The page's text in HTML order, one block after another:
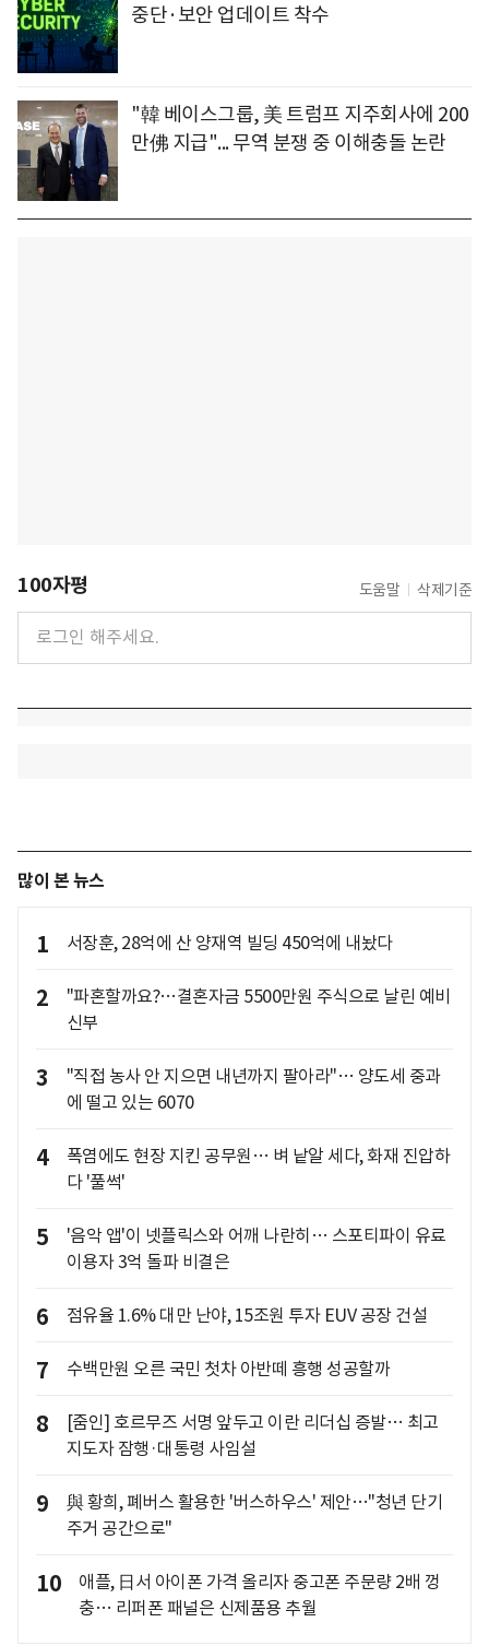
중단·보안 업데이트 착수
"韓 베이스그룹, 美 트럼프 지주회사에 200
만佛 지급"... 무역 분쟁 중 이해충돌 논란
100자평 도움말 삭제기준
많이 본 뉴스
1 서장훈, 28억에 산 양재역 빌딩 450억에 내놨다
2
"파혼할까요?…결혼자금 5500만원 주식으로 날린 예비
신부
3
"직접 농사 안 지으면 내년까지 팔아라"… 양도세 중과
에 떨고 있는 6070
4
폭염에도 현장 지킨 공무원… 벼 낱알 세다, 화재 진압하
다 '풀썩'
5
'음악 앱'이 넷플릭스와 어깨 나란히… 스포티파이 유료
이용자 3억 돌파 비결은
6 점유율 1.6% 대만 난야, 15조원 투자 EUV 공장 건설
7 수백만원 오른 국민 첫차 아반떼 흥행 성공할까
8
[줌인] 호르무즈 서명 앞두고 이란 리더십 증발… 최고
지도자 잠행·대통령 사임설
9
與 황희, 폐버스 활용한 '버스하우스' 제안…"청년 단기
주거 공간으로"
10
애플, 日서 아이폰 가격 올리자 중고폰 주문량 2배 껑
충… 리퍼폰 패널은 신제품용 추월